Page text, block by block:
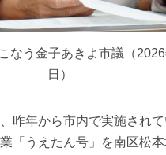
なう金子あきよ市議（
日）
昨年から市内で実施され
「うえたん号」を南区松